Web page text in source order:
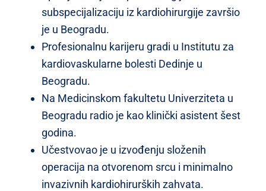
subspecijalizaciju iz kardiohirurgije završio
je u Beogradu.
Profesionalnu karijeru gradi u Institutu za
kardiovaskularne bolesti Dedinje u
Beogradu.
Na Medicinskom fakultetu Univerziteta u
Beogradu radio je kao klinički asistent šest
godina.
Učestvovao je u izvođenju složenih
operacija na otvorenom srcu i minimalno
invazivnih kardiohirurških zahvata.